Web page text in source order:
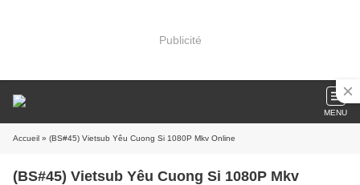
Publicité
MENU
Accueil » (BS#45) Vietsub Yêu Cuong Si 1080P Mkv Online
(BS#45) Vietsub Yêu Cuong Si 1080P Mkv